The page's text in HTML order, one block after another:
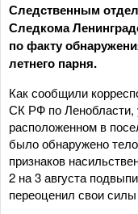
Следственным
Следкома
по факту
летнего парня.
Как сообщили
СК РФ по Ленобласти,
расположенном в
было обнаружено
признаков
2 на 3 августа
переоценил свои